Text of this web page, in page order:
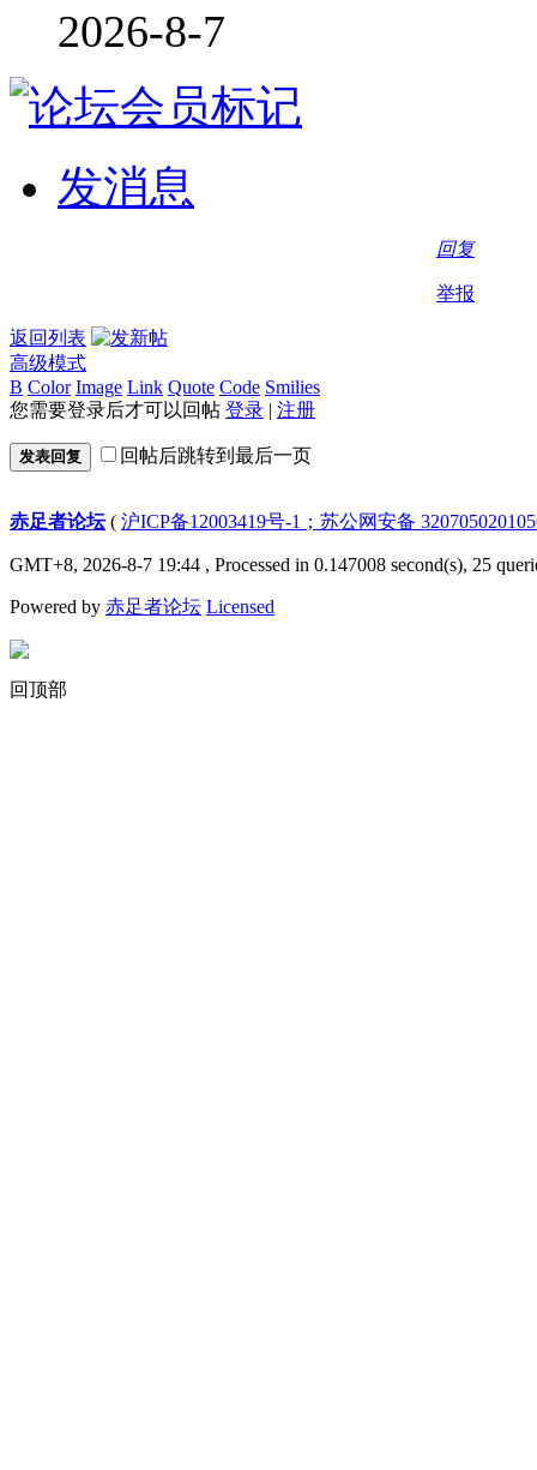
2026-8-7
发消息
回复
举报
返回列表
高级模式
B Color Image Link Quote Code Smilies
您需要登录后才可以回帖 登录 | 注册
发表回复 回帖后跳转到最后一页
赤足者论坛( 沪ICP备12003419号-1；苏公网安备
GMT+8, 2026-8-7 19:44 , Processed in 0.147008 second(s), 25
Powered by 赤足者论坛 Licensed
回顶部